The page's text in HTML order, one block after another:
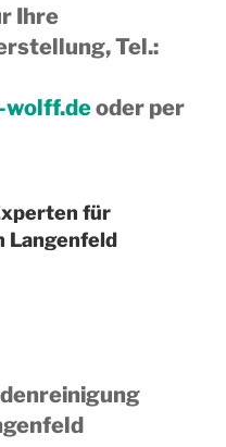
Ihre
Tel.:
wolff.deoder per
für
Langenfeld